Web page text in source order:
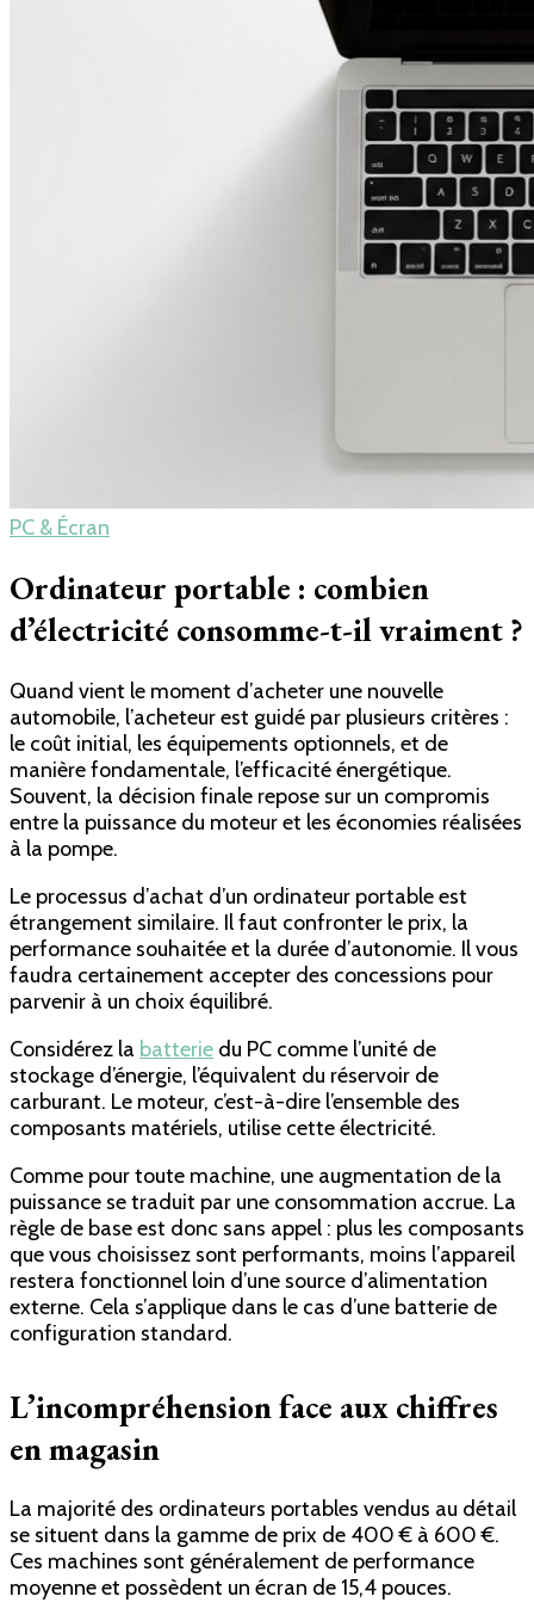
PC & Écran
Ordinateur portable : combien
d’électricité consomme-t-il vraiment ?
Quand vient le moment d’acheter une nouvelle
automobile, l’acheteur est guidé par plusieurs critères :
le coût initial, les équipements optionnels, et de
manière fondamentale, l’efficacité énergétique.
Souvent, la décision finale repose sur un compromis
entre la puissance du moteur et les économies réalisées
à la pompe.
Le processus d’achat d’un ordinateur portable est
étrangement similaire. Il faut confronter le prix, la
performance souhaitée et la durée d’autonomie. Il vous
faudra certainement accepter des concessions pour
parvenir à un choix équilibré.
Considérez la batterie du PC comme l’unité de
stockage d’énergie, l’équivalent du réservoir de
carburant. Le moteur, c’est-à-dire l’ensemble des
composants matériels, utilise cette électricité.
Comme pour toute machine, une augmentation de la
puissance se traduit par une consommation accrue. La
règle de base est donc sans appel : plus les composants
que vous choisissez sont performants, moins l’appareil
restera fonctionnel loin d’une source d’alimentation
externe. Cela s’applique dans le cas d’une batterie de
configuration standard.
L’incompréhension face aux chiffres
en magasin
La majorité des ordinateurs portables vendus au détail
se situent dans la gamme de prix de 400 € à 600 €.
Ces machines sont généralement de performance
moyenne et possèdent un écran de 15,4 pouces.